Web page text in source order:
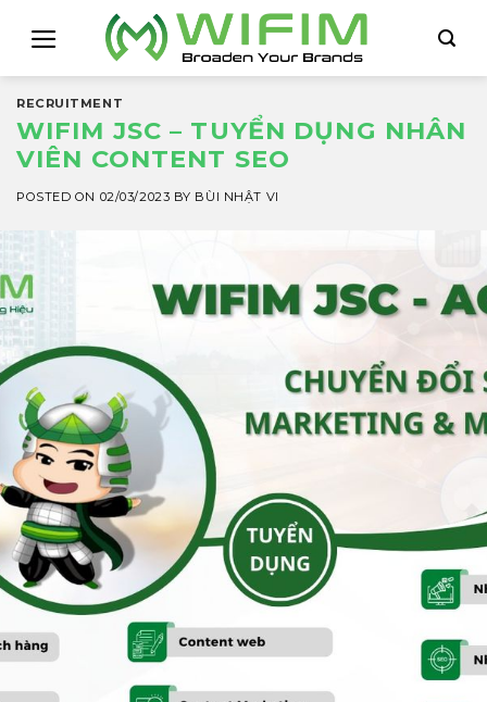
content
RECRUITMENT
WIFIM JSC – TUYỂN DỤNG NHÂN
VIÊN CONTENT SEO
POSTED ON 02/03/2023 BY BÙI NHẬT VI